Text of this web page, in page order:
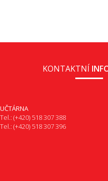
KONTAKTNÍ
UČTÁRNA
Tel.: (+420) 518 307 388
Tel.: (+420) 518 307 396